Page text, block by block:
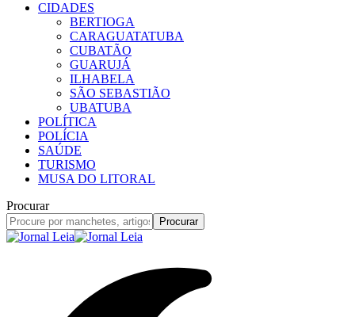
CIDADES
BERTIOGA
CARAGUATATUBA
CUBATÃO
GUARUJÁ
ILHABELA
SÃO SEBASTIÃO
UBATUBA
POLÍTICA
POLÍCIA
SAÚDE
TURISMO
MUSA DO LITORAL
Procurar